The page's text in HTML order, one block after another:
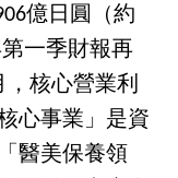
億日圓（約
一季財報再
核心營業利
心事業」是資
醫美保養領